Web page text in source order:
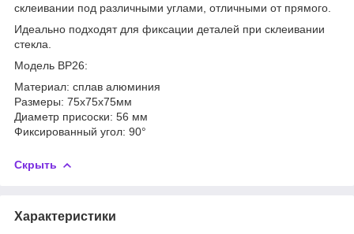
склеивании под различными углами, отличными от прямого.
Идеально подходят для фиксации деталей при склеивании
стекла.
Модель BP26:
Материал: сплав алюминия
Размеры: 75х75х75мм
Диаметр присоски: 56 мм
Фиксированный угол: 90°
Скрыть
Характеристики